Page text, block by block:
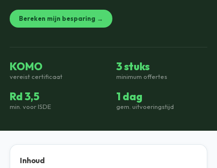
Bereken mijn besparing →
KOMO
vereist certificaat
3 stuks
minimum offertes
Rd 3,5
min. voor ISDE
1 dag
gem. uitvoeringstijd
Inhoud